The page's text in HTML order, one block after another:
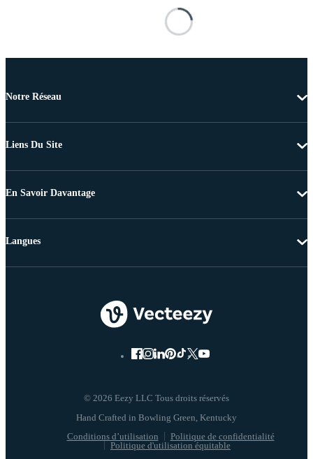
Notre Réseau
Liens Du Site
En Savoir Davantage
© 2026 Eezy LLC Tous droits réservés
Conditions d’utilisation
Politique de confidentialité
Politique d'utilisation équitable
Langues